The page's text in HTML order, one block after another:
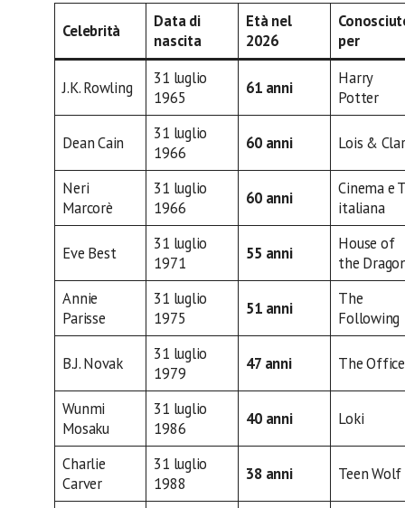
Celebrità
Data di
nascita
Età nel
2026
per
J.K. Rowling
31 luglio
1965
61 anni
Harry
Potter
Dean Cain
31 luglio
1966
60 anni Lois &
Neri
Marcorè
31 luglio
1966
60 anni
Cinema e
italiana
Eve Best
31 luglio
1971
55 anni
House of
the
Annie
Parisse
31 luglio
1975
51 anni
The
Following
B.J. Novak
31 luglio
1979
47 anni The Office
Wunmi
Mosaku
31 luglio
1986
40 anni Loki
Charlie
Carver
31 luglio
1988
38 anni Teen Wolf